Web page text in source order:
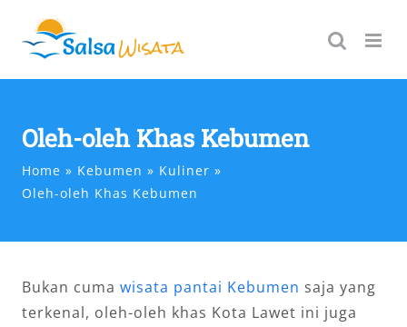
content
Oleh-oleh Khas Kebumen
Home Kebumen
Kuliner
Oleh-oleh Khas Kebumen
Bukan cuma wisata pantai Kebumen saja yang
terkenal, oleh-oleh khas Kota Lawet ini juga